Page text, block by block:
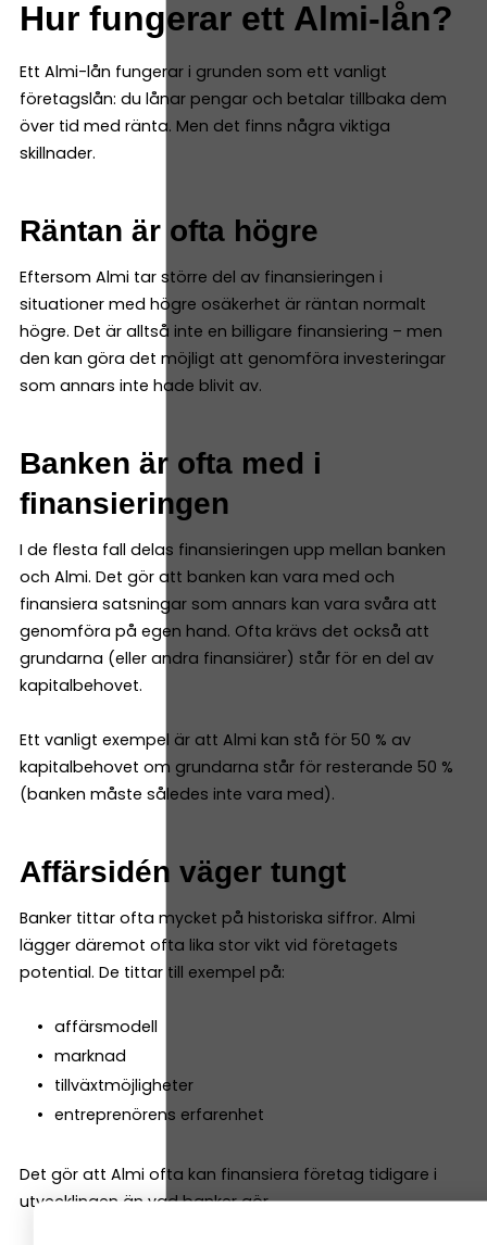
Hur fungerar ett Almi-lån?
Ett Almi-lån fungerar i grunden som ett vanligt
företagslån: du lånar pengar och betalar tillbaka dem
över tid med ränta. Men det finns några viktiga
skillnader.
Räntan är ofta högre
Eftersom Almi tar större del av finansieringen i
situationer med högre osäkerhet är räntan normalt
högre. Det är alltså inte en billigare finansiering – men
den kan göra det möjligt att genomföra investeringar
som annars inte hade blivit av.
Banken är ofta med i
finansieringen
I de flesta fall delas finansieringen upp mellan banken
och Almi. Det gör att banken kan vara med och
finansiera satsningar som annars kan vara svåra att
genomföra på egen hand. Ofta krävs det också att
grundarna (eller andra finansiärer) står för en del av
kapitalbehovet.
Ett vanligt exempel är att Almi kan stå för 50 % av
kapitalbehovet om grundarna står för resterande 50 %
(banken måste således inte vara med).
Affärsidén väger tungt
Banker tittar ofta mycket på historiska siffror. Almi
lägger däremot ofta lika stor vikt vid företagets
potential. De tittar till exempel på:
affärsmodell
marknad
tillväxtmöjligheter
entreprenörens erfarenhet
Det gör att Almi ofta kan finansiera företag tidigare i
utvecklingen än vad banker gör.